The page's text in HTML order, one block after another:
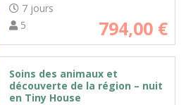
7 jours
5
794,00 €
Soins des animaux et
découverte de la région – nuit
en Tiny House